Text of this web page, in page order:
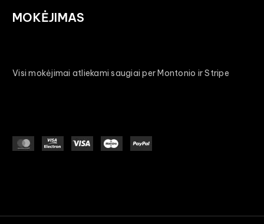
MOKĖJIMAS
Visi mokėjimai atliekami saugiai per Montonio ir Stripe